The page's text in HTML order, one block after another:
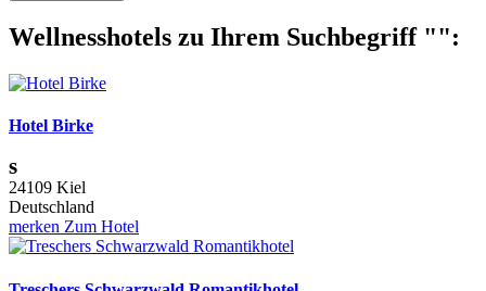
Wellnesshotels zu Ihrem Suchbegriff "":
Hotel Birke
s
24109 Kiel
Deutschland
merken Zum Hotel